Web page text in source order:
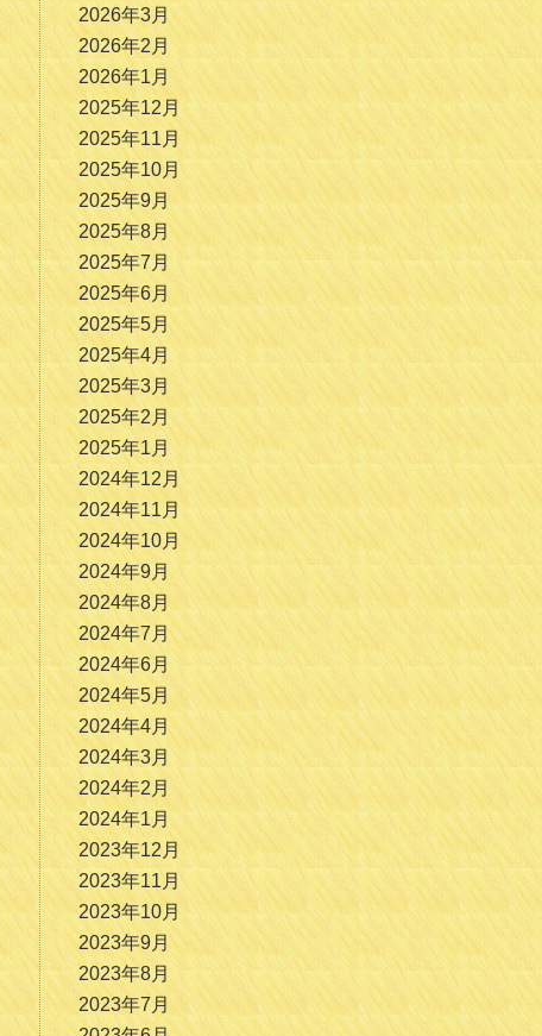
2026年3月
2026年2月
2026年1月
2025年12月
2025年11月
2025年10月
2025年9月
2025年8月
2025年7月
2025年6月
2025年5月
2025年4月
2025年3月
2025年2月
2025年1月
2024年12月
2024年11月
2024年10月
2024年9月
2024年8月
2024年7月
2024年6月
2024年5月
2024年4月
2024年3月
2024年2月
2024年1月
2023年12月
2023年11月
2023年10月
2023年9月
2023年8月
2023年7月